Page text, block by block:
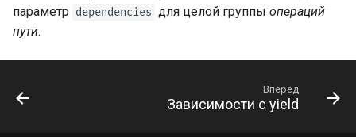
Обратные вызовы в
OpenAPI
Вебхуки OpenAPI
параметр dependencies для целой группы операций
пути.
Вперед
Зависимости с yield